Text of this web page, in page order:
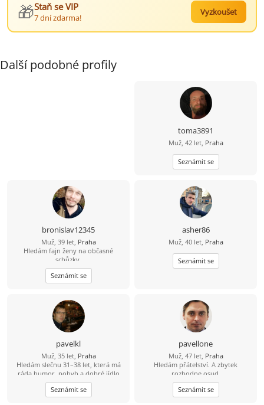
🎁Staň se VIP
7 dní zdarma!
Vyzkoušet
Další podobné profily
toma3891
Muž, 42 let, Praha
Seznámit se
bronislav12345
Muž, 39 let, Praha
Hledám fajn ženy na občasné
schůzky.
Seznámit se
asher86
Muž, 40 let, Praha
Seznámit se
pavelkl
Muž, 35 let, Praha
Hledám slečnu 31–38 let, která má
ráda humor, pohyb a dobré jídlo
(ideálně i umí vařit ????). Mě baví
lyžování, bowling a dlouhé jízdy na
kole – 80 km beru jako výzvu, ne
Seznámit se
pavellone
Muž, 47 let, Praha
Hledám přátelství. A zbytek
rozhodne osud.
Seznámit se